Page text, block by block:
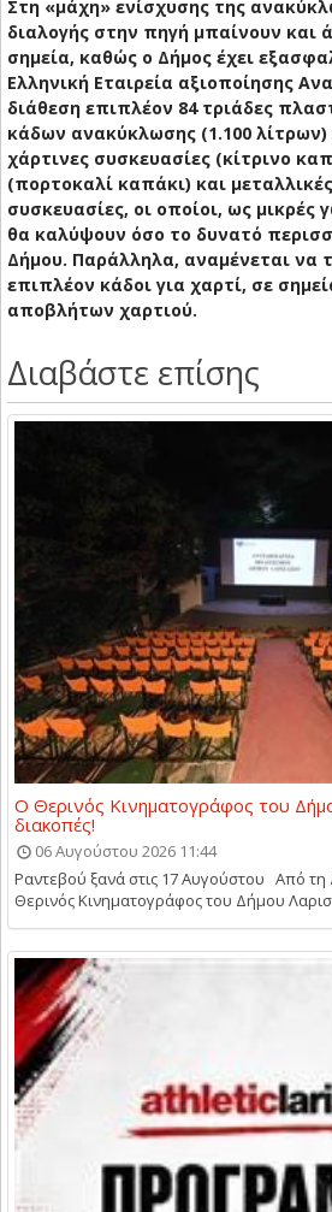
Στη «μάχη» ενίσχυσης της
διαλογής στην πηγή μπαίνουν και
σημεία, καθώς ο Δήμος έχει
Ελληνική Εταιρεία αξιοποίησης
διάθεση επιπλέον 84 τριάδες
κάδων ανακύκλωσης (1.100 λίτρων)
χάρτινες συσκευασίες (κίτρινο
(πορτοκαλί καπάκι) και
συσκευασίες, οι οποίοι, ως μικρές
θα καλύψουν όσο το δυνατό
Δήμου. Παράλληλα, αναμένεται να
επιπλέον κάδοι για χαρτί, σε
αποβλήτων χαρτιού.
Διαβάστε επίσης
Ο Θερινός Κινηματογράφος του
διακοπές!
06 Αυγούστου 2026 11:44
Ραντεβού ξανά στις 17 Αυγούστου Από
Θερινός Κινηματογράφος του Δήμου